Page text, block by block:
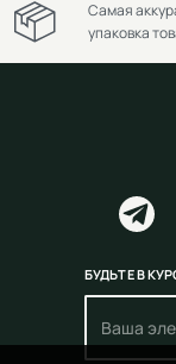
Самая
упаковка
БУДЬТЕ В